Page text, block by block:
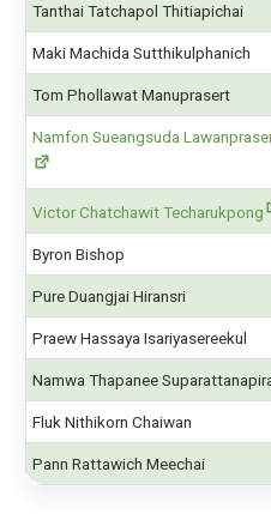
Tanthai Tatchapol Thitiapichai
Maki Machida Sutthikulphanich
Tom Phollawat Manuprasert
Namfon Sueangsuda
Victor Chatchawit Techarukpong
Byron Bishop
Pure Duangjai Hiransri
Praew Hassaya Isariyasereekul
Namwa Thapanee
Fluk Nithikorn Chaiwan
Pann Rattawich Meechai